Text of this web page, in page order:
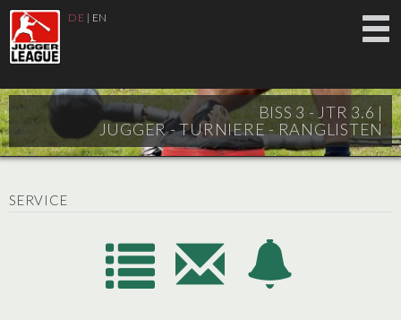
DE | EN
BISS 3 - JTR 3.6 |
JUGGER - TURNIERE - RANGLISTEN
SERVICE